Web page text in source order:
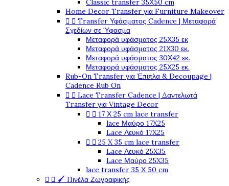
Classic transfer 35Χ50 cm
Home Decor Transfer για Furniture Makeover
  Transfer Υφάσματος Cadence | Μεταφορά
Σχεδίων σε Ύφασμα
Μεταφορά υφάσματος 25Χ35 εκ
Μεταφορά υφάσματος 21Χ30 εκ.
Μεταφορά υφάσματος 30Χ42 εκ.
Μεταφορά υφάσματος 25Χ25 εκ.
Rub-On Transfer για Έπιπλα & Decoupage |
Cadence Rub On
  Lace Transfer Cadence | Δαντελωτά
Transfer για Vintage Decor
  17 Χ 25 cm lace transfer
lace Μαύρο 17X25
Lace Λευκό 17X25
  25 X 35 cm lace transfer
Lace Λευκό 25X35
Lace Μαύρο 25X35
lace transfer 35 Χ 50 cm
  🖌️ Πινέλα Ζωγραφικής